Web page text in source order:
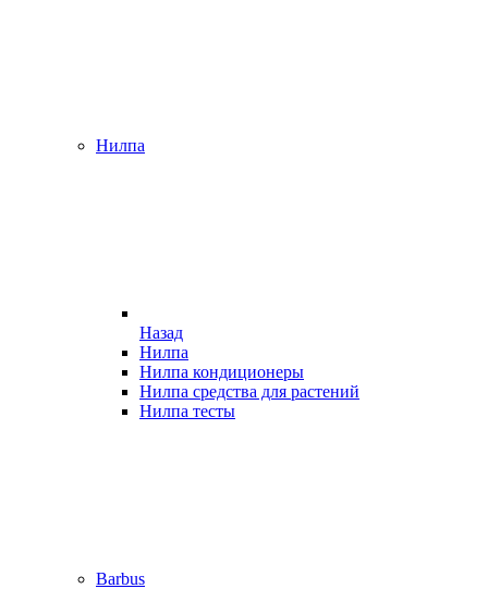
Нилпа
Назад
Нилпа
Нилпа кондиционеры
Нилпа средства для растений
Нилпа тесты
Barbus